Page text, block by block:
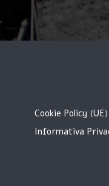
Cookie Policy (UE)
Informativa